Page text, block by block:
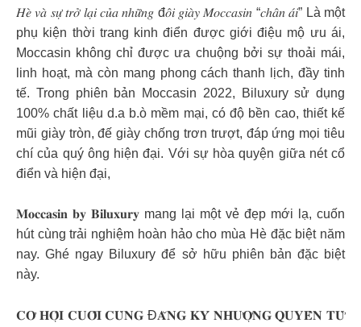
𝐻𝑒̀ 𝑣𝑎̀ 𝑠𝑢̛̣ 𝑡𝑟𝑜̛̉ 𝑙𝑎̣𝑖 𝑐𝑢̉𝑎 𝑛ℎ𝑢̛̃𝑛𝑔 đ𝑜̂𝑖 𝑔𝑖𝑎̀𝑦 𝑀𝑜𝑐𝑐𝑎𝑠𝑖𝑛 “𝑐ℎ𝑎̂𝑛 𝑎́𝑖” Là một
phụ kiện thời trang kinh điển được giới điệu mộ ưu ái,
Moccasin không chỉ được ưa chuộng bởi sự thoải mái,
linh hoạt, mà còn mang phong cách thanh lịch, đầy tinh
tế. Trong phiên bản Moccasin 2022, Biluxury sử dụng
100% chất liệu d.a b.ò mềm mại, có độ bền cao, thiết kế
mũi giày tròn, đế giày chống trơn trượt, đáp ứng mọi tiêu
chí của quý ông hiện đại. Với sự hòa quyện giữa nét cổ
điển và hiện đại,
𝐌𝐨𝐜𝐜𝐚𝐬𝐢𝐧 𝐛𝐲 𝐁𝐢𝐥𝐮𝐱𝐮𝐫𝐲 mang lại một vẻ đẹp mới lạ, cuốn
hút cùng trải nghiệm hoàn hảo cho mùa Hè đặc biệt năm
nay. Ghé ngay Biluxury để sở hữu phiên bản đặc biệt
này.
𝐂𝐎̛ 𝐇𝐎̣̂𝐈 𝐂𝐔𝐎̂́𝐈 𝐂𝐔̀𝐍𝐆 Đ𝐀̆𝐍𝐆 𝐊𝐘́ 𝐍𝐇𝐔̛𝐎̛̣𝐍𝐆 𝐐𝐔𝐘𝐄̂̀𝐍 𝐓𝐔̛̀